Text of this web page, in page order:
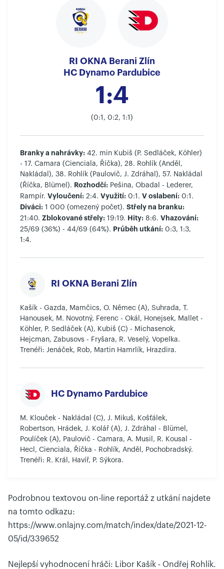
RI OKNA Berani Zlín
HC Dynamo Pardubice
1:4
(0:1, 0:2, 1:1)
Branky a nahrávky: 42. min Kubiš (P. Sedláček, Köhler)
- 17. Camara (Cienciala, Říčka), 28. Rohlík (Anděl,
Nakládal), 38. Rohlík (Paulovič, J. Zdráhal), 57. Nakládal
(Říčka, Blümel). Rozhodčí: Pešina, Obadal - Lederer,
Rampír. Vyloučení: 2:4. Využití: 0:1. V oslabení: 0:1.
Diváci: 1 000 (omezený počet). Střely na branku:
21:40. Zblokované střely: 19:19. Hity: 8:6. Vhazování:
25/69 (36%) - 44/69 (64%). Průběh utkání: 0:3, 1:3,
1:4.
RI OKNA Berani Zlín
Kašík - Gazda, Mamčics, O. Němec (A), Suhrada, T.
Hanousek, M. Novotný, Ferenc - Okál, Honejsek, Mallet -
Köhler, P. Sedláček (A), Kubiš (C) - Michasenok,
Hejcman, Zabusovs - Fryšara, R. Veselý, Vopelka.
Trenéři: Jenáček, Rob, Martin Hamrlík, Hrazdira.
HC Dynamo Pardubice
M. Klouček - Nakládal (C), J. Mikuš, Košťálek,
Robertson, Hrádek, J. Kolář (A), J. Zdráhal - Blümel,
Poulíček (A), Paulovič - Camara, A. Musil, R. Kousal -
Hecl, Cienciala, Říčka - Rohlík, Anděl, Pochobradský.
Trenéři: R. Král, Havíř, P. Sýkora.
Podrobnou textovou on-line reportáž z utkání najdete
na tomto odkazu:
https://www.onlajny.com/match/index/date/2021-12-
05/id/339652
Nejlepší vyhodnocení hráči: Libor Kašík - Ondřej Rohlík.